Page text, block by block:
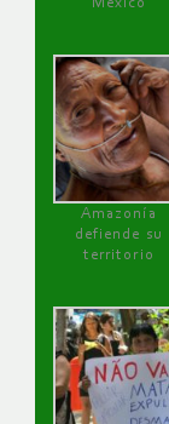
México
Amazonía
defiende su
territorio